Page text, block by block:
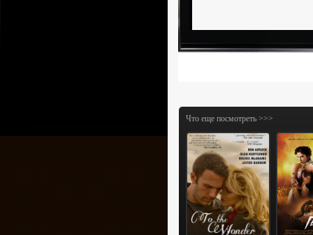
Что еще посмотреть >>>